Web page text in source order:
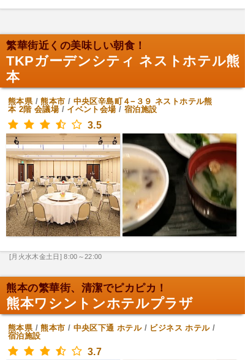
繁華街近くの美味しい朝食！
TKPガーデンシティ ネストホテル熊
本
熊本県/熊本市 / 中央区辛島町４−３９ ネストホテル熊
本 2階 会議場/ イベント会場/ 宿泊施設
3.5
[月火水木金土日] 8:00～22:00
熊本の繁華街、清潔でピカピカ！
熊本ワシントンホテルプラザ
熊本県/熊本市 / 中央区下通 ホテル/ ビジネス ホテル/
宿泊施設
3.7